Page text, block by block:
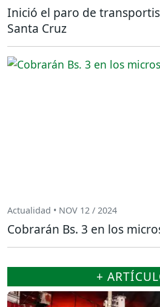
Inició el paro de
Santa Cruz
Actualidad • NOV 12 / 2024
Cobrarán Bs. 3 en los
+